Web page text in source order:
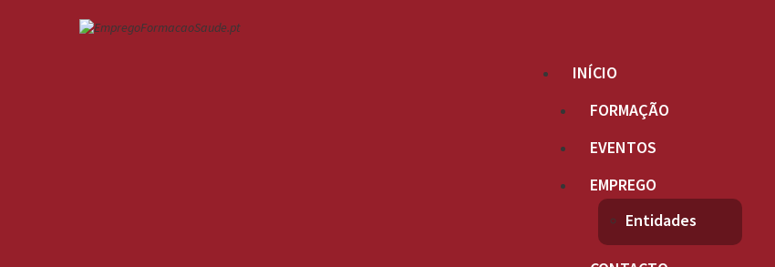
INÍCIO
FORMAÇÃO
EVENTOS
EMPREGO
Entidades